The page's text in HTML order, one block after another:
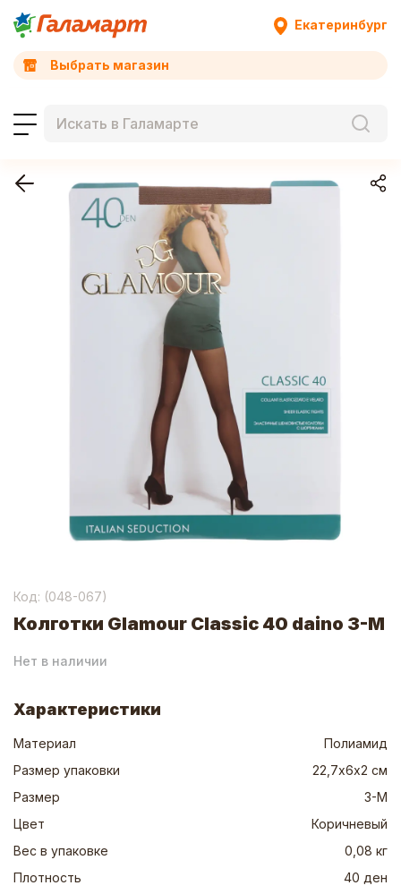
Екатеринбург
Выбрать магазин
Код: (048-067)
Колготки Glamour Classic 40 daino 3-M
Нет в наличии
Характеристики
Материал
Полиамид
Размер упаковки
22,7х6х2 см
Размер
3-M
Цвет
Коричневый
Вес в упаковке
0,08 кг
Плотность
40 ден